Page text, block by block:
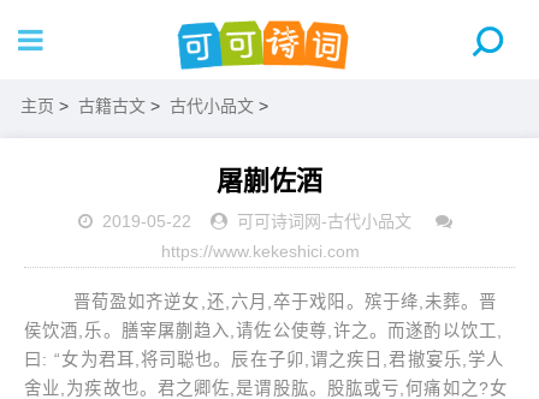
主页 > 古籍古文 > 古代小品文 >
屠蒯佐酒
2019-05-22 可可诗词网-古代小品文
https://www.kekeshici.com
晋荀盈如齐逆女,还,六月,卒于戏阳。殡于绛,未葬。晋
侯饮酒,乐。膳宰屠蒯趋入,请佐公使尊,许之。而遂酌以饮工,
曰: “女为君耳,将司聪也。辰在子卯,谓之疾日,君撤宴乐,学人
舍业,为疾故也。君之卿佐,是谓股肱。股肱或亏,何痛如之?女